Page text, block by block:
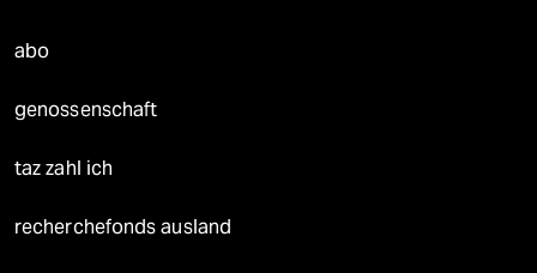
abo
genossenschaft
taz zahl ich
recherchefonds ausland